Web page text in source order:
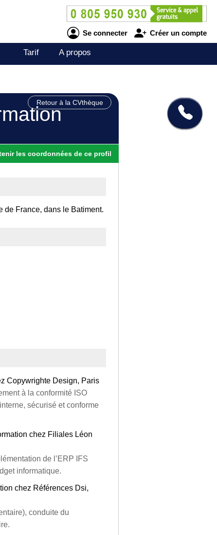
Se connecter Créer un compte
Tarif A propos
Retour à la CVthèque
les coordonnées de ce profil
de France, dans le Batiment.
Copywrighte Design, Paris
à la conformité ISO
sécurisé et conforme
chez Filiales Léon
de l’ERP IFS
informatique.
chez Références Dsi,
conduite du